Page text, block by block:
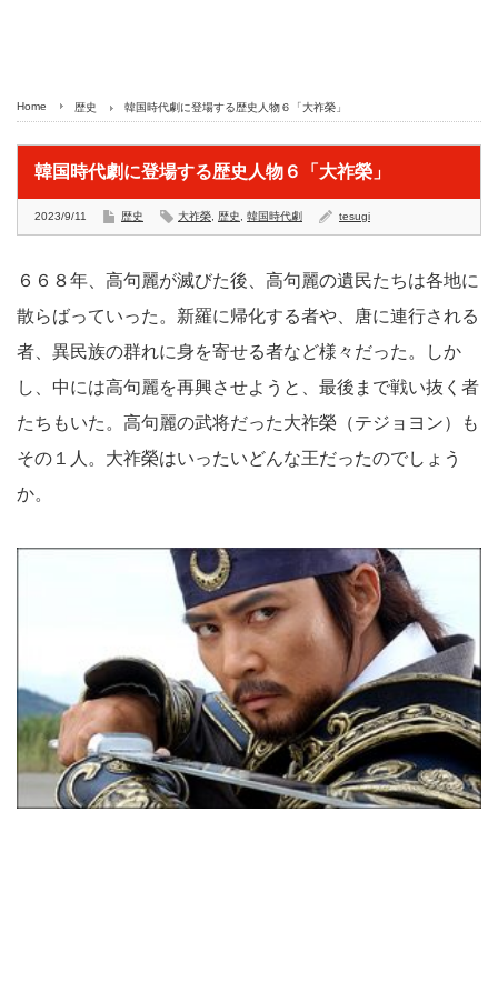
Home 歴史 韓国時代劇に登場する歴史人物６「大祚榮」
韓国時代劇に登場する歴史人物６「大祚榮」
2023/9/11 歴史 大祚榮 歴史 韓国時代劇 tesugi
６６８年、高句麗が滅びた後、高句麗の遺民たちは各地に
散らばっていった。新羅に帰化する者や、唐に連行される
者、異民族の群れに身を寄せる者など様々だった。しか
し、中には高句麗を再興させようと、最後まで戦い抜く者
たちもいた。高句麗の武将だった大祚榮（テジョヨン）も
その１人。大祚榮はいったいどんな王だったのでしょう
か。